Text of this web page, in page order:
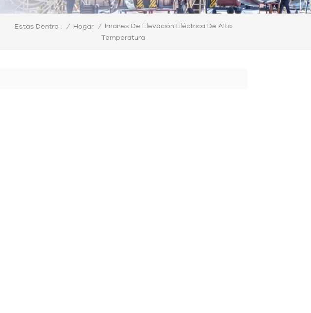
Estas Dentro : / Hogar /
Imanes De Elevación Eléctrica De Alta
Temperatura